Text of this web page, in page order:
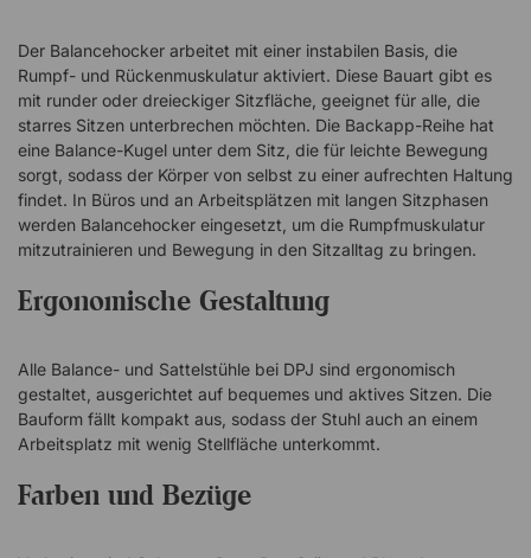
Der Balancehocker arbeitet mit einer instabilen Basis, die
Rumpf- und Rückenmuskulatur aktiviert. Diese Bauart gibt es
mit runder oder dreieckiger Sitzfläche, geeignet für alle, die
starres Sitzen unterbrechen möchten. Die Backapp-Reihe hat
eine Balance-Kugel unter dem Sitz, die für leichte Bewegung
sorgt, sodass der Körper von selbst zu einer aufrechten Haltung
findet. In Büros und an Arbeitsplätzen mit langen Sitzphasen
werden Balancehocker eingesetzt, um die Rumpfmuskulatur
mitzutrainieren und Bewegung in den Sitzalltag zu bringen.
Ergonomische Gestaltung
Alle Balance- und Sattelstühle bei DPJ sind ergonomisch
gestaltet, ausgerichtet auf bequemes und aktives Sitzen. Die
Bauform fällt kompakt aus, sodass der Stuhl auch an einem
Arbeitsplatz mit wenig Stellfläche unterkommt.
Farben und Bezüge